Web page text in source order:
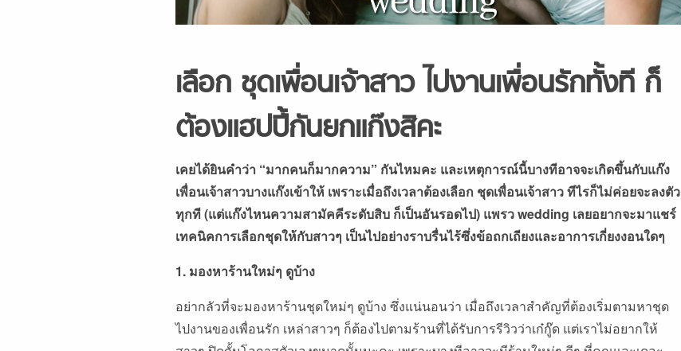
เลือก ชุดเพื่อนเจ้าสาว ไปงานเพื่อนรักทั้งที ก็
ต้องแฮปปี้กันยกแก๊งสิคะ
เคยได้ยินคำว่า “มากคนก็มากความ” กันไหมคะ และเหตุการณ์นี้บางทีอาจจะเกิดขึ้นกับแก๊ง
เพื่อนเจ้าสาวบางแก๊งเข้าให้ เพราะเมื่อถึงเวลาต้องเลือก ชุดเพื่อนเจ้าสาว ทีไรก็ไม่ค่อยจะลงตัว
ทุกที (แต่แก๊งไหนความสามัคคีระดับสิบ ก็เป็นอันรอดไป) แพรวwedding เลยอยากจะมาแชร์
เทคนิคการเลือกชุดให้กับสาวๆ เป็นไปอย่างราบรื่นไร้ซึ่งข้อถกเถียงและอาการเกี่ยงงอนใดๆ
1. มองหาร้านใหม่ๆ ดูบ้าง
อย่ากลัวที่จะมองหาร้านชุดใหม่ๆ ดูบ้าง ซึ่งแน่นอนว่า เมื่อถึงเวลาสำคัญที่ต้องเริ่มตามหาชุด
ไปงานของเพื่อนรัก เหล่าสาวๆ ก็ต้องไปตามร้านที่ได้รับการรีวิวว่าเก๋กู๊ด แต่เราไม่อยากให้